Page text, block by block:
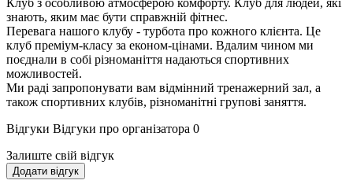
Клуб з особливою атмосферою комфорту. Клуб для людей, які
знають, яким має бути справжній фітнес.
Перевага нашого клубу - турбота про кожного клієнта. Це
клуб преміум-класу за економ-цінами. Вдалим чином ми
поєднали в собі різноманіття надаються спортивних
можливостей.
Ми раді запропонувати вам відмінний тренажерний зал, а
також спортивних клубів, різноманітні групові заняття.
Відгуки Відгуки про організатора 0
Залиште свій відгук
Додати відгук